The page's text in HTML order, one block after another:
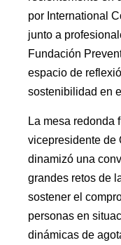
por International
junto a
Fundación
espacio de
sostenibilidad en
La mesa redonda
vicepresidente de
dinamizó una
grandes retos de
sostener el
personas en
dinámicas de